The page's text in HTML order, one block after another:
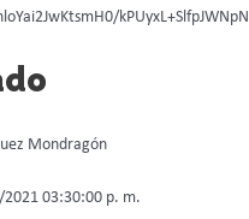
Mondragón
03:30:00 p. m.